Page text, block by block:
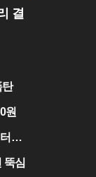
결
탄
원
진
뚝심